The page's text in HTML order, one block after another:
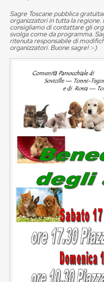
Sagre Toscane pubblica
organizzatori in tutta la
consigliamo di contattare gli
svolga come da programma.
ritenuta responsabile di
organizzatori. Buone sagre! :-)